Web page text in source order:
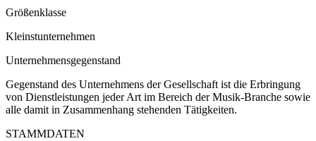
Größenklasse
Kleinstunternehmen
Unternehmensgegenstand
Gegenstand des Unternehmens der Gesellschaft ist die Erbringung
von Dienstleistungen jeder Art im Bereich der Musik-Branche sowie
alle damit in Zusammenhang stehenden Tätigkeiten.
STAMMDATEN